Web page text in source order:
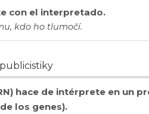
con el interpretado.
kdo ho tlumočí.
hace de intérprete en un
los genes).